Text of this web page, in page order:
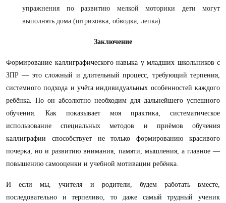
упражнения по развитию мелкой моторики дети могут
выполнять дома (штриховка, обводка, лепка).
Заключение
Формирование каллиграфического навыка у младших школьников с
ЗПР — это сложный и длительный процесс, требующий терпения,
системного подхода и учёта индивидуальных особенностей каждого
ребёнка. Но он абсолютно необходим для дальнейшего успешного
обучения. Как показывает моя практика, систематическое
использование специальных методов и приёмов обучения
каллиграфии способствует не только формированию красивого
почерка, но и развитию внимания, памяти, мышления, а главное —
повышению самооценки и учебной мотивации ребёнка.
И если мы, учителя и родители, будем работать вместе,
последовательно и терпеливо, то даже самый трудный ученик